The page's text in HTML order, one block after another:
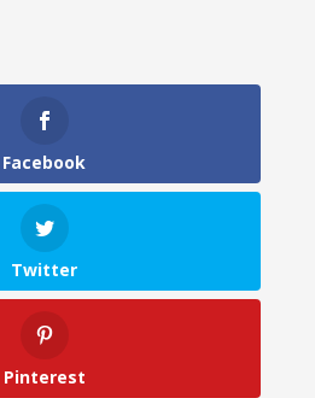
Facebook
Twitter
Pinterest